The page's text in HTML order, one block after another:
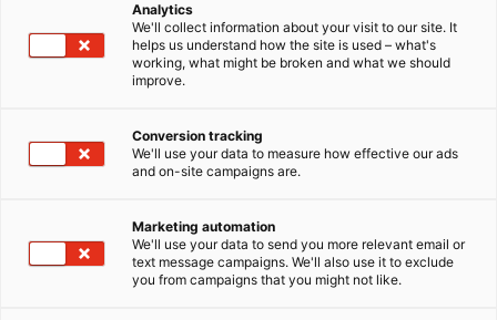
Koulutus
Yhtiöittäisinkö maatilani?,
Osasto: C111
Innovaatiotorilla! Kasvumatkalle yrittäjyydestä
johtajuuteen tarjotaan koulutusta, jossa
verkostoituminen on oleellinen osa.
Analytics
We'll collect information about your visit to our site. It
helps us understand how the site is used – what's
working, what might be broken and what we should
improve.
Conversion tracking
We'll use your data to measure how effective our ads
and on-site campaigns are.
Marketing automation
We'll use your data to send you more relevant email or
text message campaigns. We'll also use it to exclude
you from campaigns that you might not like.